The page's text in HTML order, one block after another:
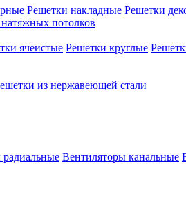
Решетки накладные Решетки
потолков
ячеистые Решетки круглые
из нержавеющей стали
Вентиляторы канальные